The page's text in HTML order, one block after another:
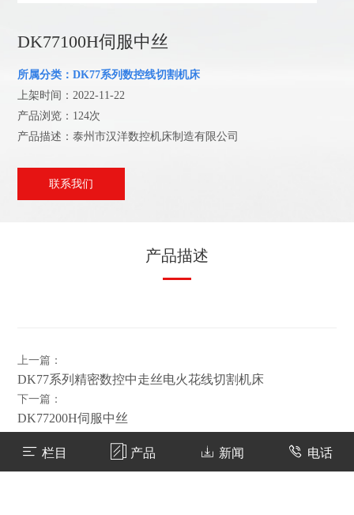
DK77100H伺服中丝
所属分类：DK77系列数控线切割机床
上架时间：2022-11-22
产品浏览：124次
产品描述：泰州市汉洋数控机床制造有限公司
联系我们
产品描述
上一篇：
DK77系列精密数控中走丝电火花线切割机床
下一篇：
DK77200H伺服中丝
返回
栏目 产品 新闻 电话